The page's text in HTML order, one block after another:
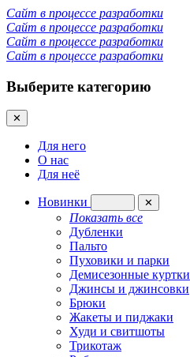
Сайт в процессе разработки
Сайт в процессе разработки
Сайт в процессе разработки
Сайт в процессе разработки
Выберите категорию
✕
Для него
О нас
Для неё
Новинки ✕
Показать все
Дубленки
Пальто
Пуховики и парки
Демисезонные куртки
Джинсы и джинсовки
Брюки
Жакеты и пиджаки
Худи и свитшоты
Трикотаж